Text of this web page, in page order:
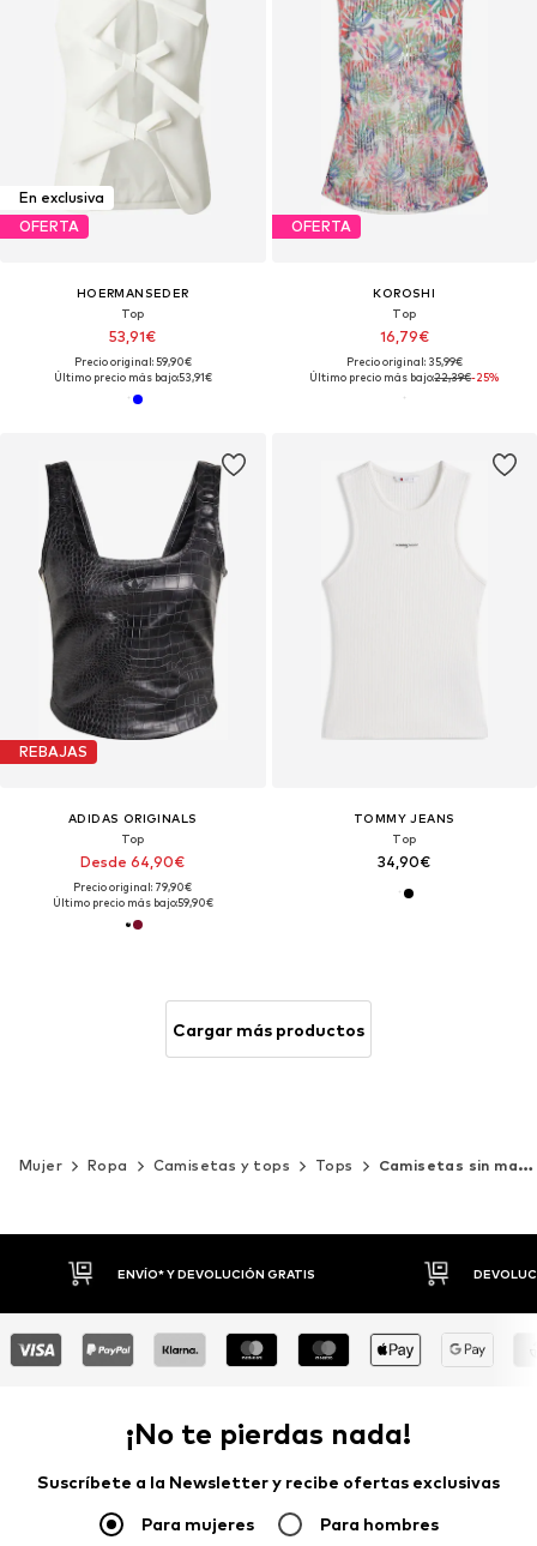
En exclusiva
OFERTA
HOERMANSEDER
Top
53,91€
Precio original: 59,90€
Último precio más bajo:53,91€
OFERTA
KOROSHI
Top
16,79€
Precio original: 35,99€
Último precio más bajo:22,39€-25%
REBAJAS
ADIDAS ORIGINALS
Top
Desde 64,90€
Precio original: 79,90€
Último precio más bajo:59,90€
TOMMY JEANS
Top
34,90€
Cargar más productos
Mujer Ropa Camisetas y tops Tops Camisetas sin mangas
DEVOLUCIONES HASTA 30 DÍAS
¡No te pierdas nada!
Suscríbete a la Newsletter y recibe ofertas exclusivas
Para mujeres Para hombres